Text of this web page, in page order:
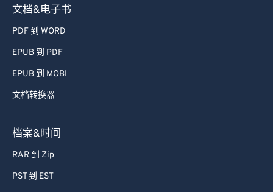
文档&电子书
PDF 到 WORD
EPUB 到 PDF
EPUB 到 MOBI
文档转换器
档案&时间
RAR 到 Zip
PST 到 EST